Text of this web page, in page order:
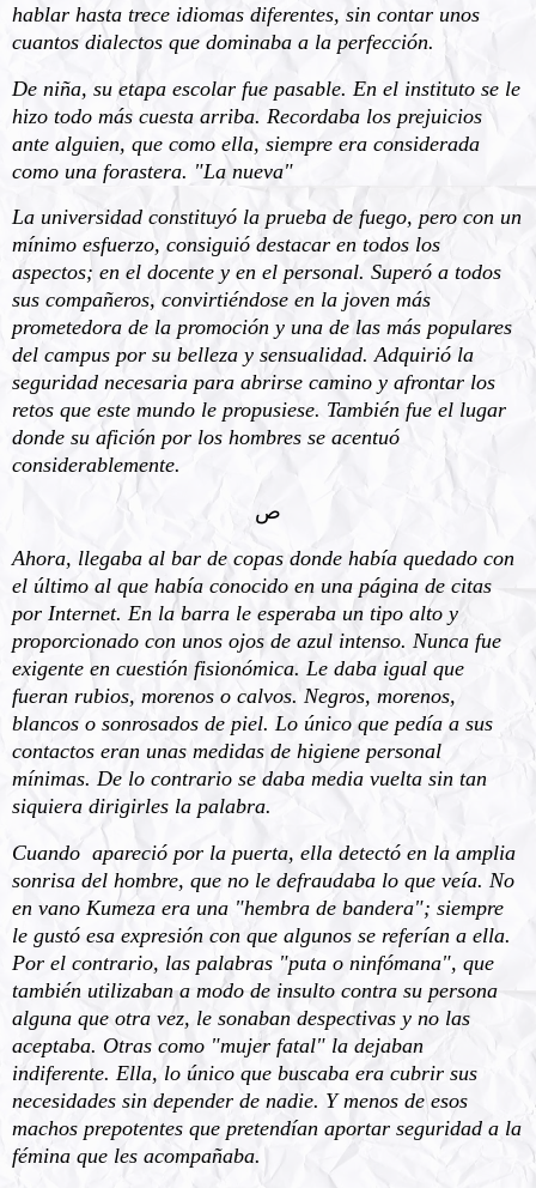
hablar hasta trece idiomas diferentes, sin contar unos
cuantos dialectos que dominaba a la perfección.
De niña, su etapa escolar fue pasable. En el instituto se le
hizo todo más cuesta arriba. Recordaba los prejuicios
ante alguien, que como ella, siempre era considerada
como una forastera. "La nueva"
La universidad constituyó la prueba de fuego, pero con un
mínimo esfuerzo, consiguió destacar en todos los
aspectos; en el docente y en el personal. Superó a todos
sus compañeros, convirtiéndose en la joven más
prometedora de la promoción y una de las más populares
del campus por su belleza y sensualidad. Adquirió la
seguridad necesaria para abrirse camino y afrontar los
retos que este mundo le propusiese. También fue el lugar
donde su afición por los hombres se acentuó
considerablemente.
ﺹ
Ahora, llegaba al bar de copas donde había quedado con
el último al que había conocido en una página de citas
por Internet. En la barra le esperaba un tipo alto y
proporcionado con unos ojos de azul intenso. Nunca fue
exigente en cuestión fisionómica. Le daba igual que
fueran rubios, morenos o calvos. Negros, morenos,
blancos o sonrosados de piel. Lo único que pedía a sus
contactos eran unas medidas de higiene personal
mínimas. De lo contrario se daba media vuelta sin tan
siquiera dirigirles la palabra.
Cuando apareció por la puerta, ella detectó en la amplia
sonrisa del hombre, que no le defraudaba lo que veía. No
en vano Kumeza era una "hembra de bandera"; siempre
le gustó esa expresión con que algunos se referían a ella.
Por el contrario, las palabras "puta o ninfómana", que
también utilizaban a modo de insulto contra su persona
alguna que otra vez, le sonaban despectivas y no las
aceptaba. Otras como "mujer fatal" la dejaban
indiferente. Ella, lo único que buscaba era cubrir sus
necesidades sin depender de nadie. Y menos de esos
machos prepotentes que pretendían aportar seguridad a la
fémina que les acompañaba.